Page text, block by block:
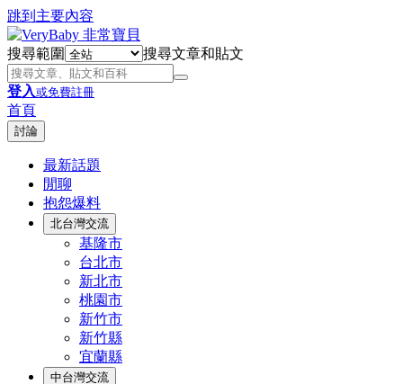
跳到主要內容
搜尋範圍 搜尋文章和貼文
登入或免費註冊
首頁
討論
最新話題
閒聊
抱怨爆料
北台灣交流
基隆市
台北市
新北市
桃園市
新竹市
新竹縣
宜蘭縣
中台灣交流